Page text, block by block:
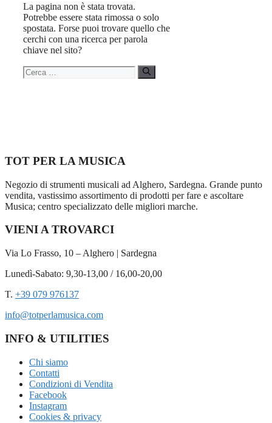
La pagina non è stata trovata.
Potrebbe essere stata rimossa o solo
spostata. Forse puoi trovare quello che
cerchi con una ricerca per parola
chiave nel sito?
Ricerca
per:
TOT PER LA MUSICA
Negozio di strumenti musicali ad Alghero, Sardegna. Grande punto
vendita, vastissimo assortimento di prodotti per fare e ascoltare
Musica; centro specializzato delle migliori marche.
VIENI A TROVARCI
Via Lo Frasso, 10 – Alghero | Sardegna
Lunedì-Sabato: 9,30-13,00 / 16,00-20,00
T. +39 079 976137
info@totperlamusica.com
INFO & UTILITIES
Chi siamo
Contatti
Condizioni di Vendita
Facebook
Instagram
Cookies & privacy